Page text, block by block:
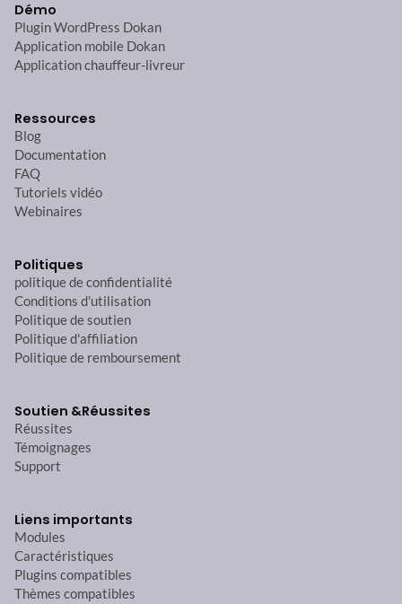
Démo
Plugin WordPress Dokan
Application mobile Dokan
Application chauffeur-livreur
Ressources
Blog
Documentation
FAQ
Tutoriels vidéo
Webinaires
Politiques
politique de confidentialité
Conditions d'utilisation
Politique de soutien
Politique d'affiliation
Politique de remboursement
Soutien &Réussites
Réussites
Témoignages
Support
Liens importants
Modules
Caractéristiques
Plugins compatibles
Thèmes compatibles